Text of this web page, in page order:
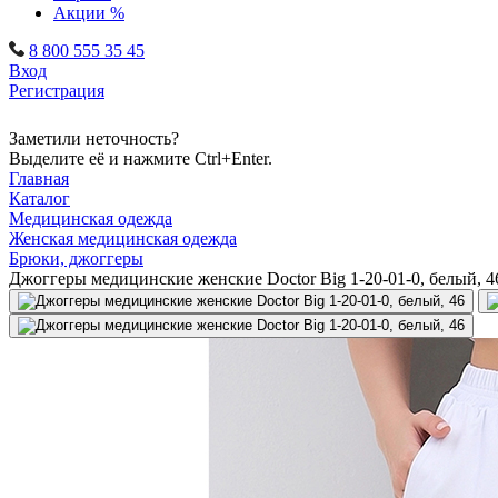
Акции %
8 800 555 35 45
Вход
Регистрация
Заметили неточность?
Выделите её и нажмите Ctrl+Enter.
Главная
Каталог
Медицинская одежда
Женская медицинская одежда
Брюки, джоггеры
Джоггеры медицинские женские Doctor Big 1-20-01-0, белый,